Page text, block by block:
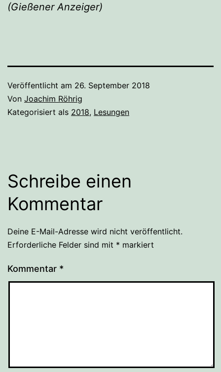
(Gießener Anzeiger)
Veröffentlicht am 26. September 2018
Von Joachim Röhrig
Kategorisiert als 2018, Lesungen
Schreibe einen
Kommentar
Deine E-Mail-Adresse wird nicht veröffentlicht.
Erforderliche Felder sind mit * markiert
Kommentar *